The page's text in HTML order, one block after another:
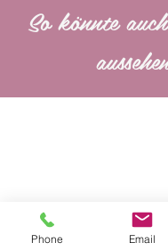
So könnte
Phone Email